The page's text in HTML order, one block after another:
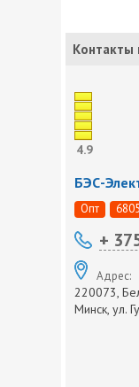
Контакты
4.9
БЭС-
Опт
+
Адрес:
220073,
Минск, ул.